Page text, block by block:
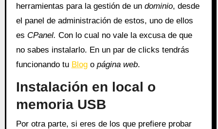
herramientas para la gestión de un dominio, desde
el panel de administración de estos, uno de ellos
es CPanel. Con lo cual no vale la excusa de que
no sabes instalarlo. En un par de clicks tendrás
funcionando tu Blogo página web.
Instalación en local o
memoria USB
Por otra parte, si eres de los que prefiere probar